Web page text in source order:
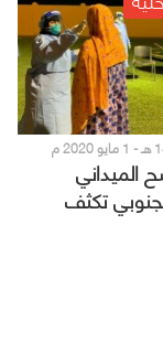
الميداني
تكثف
العمالة